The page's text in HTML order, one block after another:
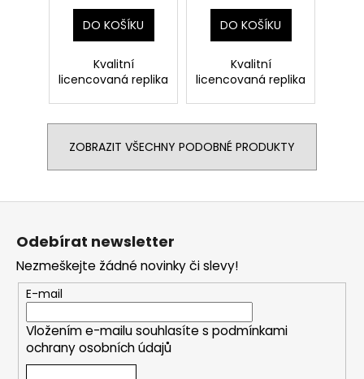
DO KOŠÍKU
Kvalitní
licencovaná replika
DO KOŠÍKU
Kvalitní
licencovaná replika
ZOBRAZIT VŠECHNY PODOBNÉ PRODUKTY
Z
Odebírat newsletter
Nezmeškejte žádné novinky či slevy!
E-mail
Vložením e-mailu souhlasíte s podmínkami
ochrany osobních údajů